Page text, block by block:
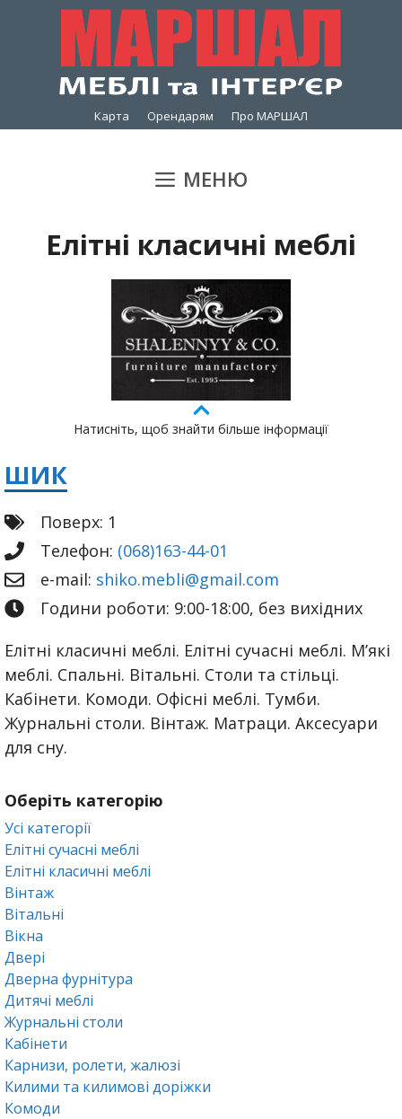
Перейти
Карта Орендарям Про МАРШАЛ
МЕНЮ
Елітні класичні меблі
Натисніть, щоб знайти більше інформації
ШИК
Поверх: 1
Телефон: (068)163-44-01
e-mail: shiko.mebli@gmail.com
Години роботи: 9:00-18:00, без вихідних
Елітні класичні меблі. Елітні сучасні меблі. М’які
меблі. Спальні. Вітальні. Столи та стільці.
Кабінети. Комоди. Офісні меблі. Тумби.
Журнальні столи. Вінтаж. Матраци. Аксесуари
для сну.
Оберіть категорію
Усі категорії
Елітні сучасні меблі
Елітні класичні меблі
Вінтаж
Вітальні
Вікна
Двері
Дверна фурнітура
Дитячі меблі
Журнальні столи
Кабінети
Карнизи, ролети, жалюзі
Килими та килимові доріжки
Комоди